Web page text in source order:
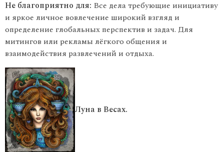
Не благоприятно для: Все дела требующие инициативу
и яркое личное вовлечение широкий взгляд и
определение глобальных перспектив и задач. Для
митингов или рекламы лёгкого общения и
взаимодействия развлечений и отдыха.
Луна в Весах.